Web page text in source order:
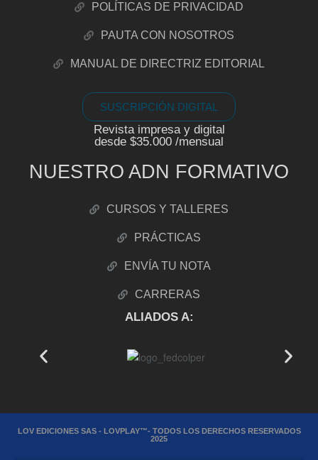
POLÍTICAS DE PRIVACIDAD
PAUTA CON NOSOTROS
MANUAL DE DIRECTRIZ EDITORIAL
SUSCRIPCIÓN DIGITAL
Revista impresa y digital
desde $35.000 /mensual
NUESTRO ADN FORMATIVO
CURSOS Y TALLERES
PRÁCTICAS
ENVÍA TU NOTA
CARRERAS
ALIADOS A:
LOV EDICIONES SAS - LOVPLAY™- TODOS LOS DERECHOS RESERVADOS
2025